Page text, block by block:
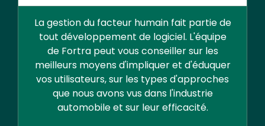
La gestion du facteur humain fait partie de
tout développement de logiciel. L'équipe
de Fortra peut vous conseiller sur les
meilleurs moyens d'impliquer et d'éduquer
vos utilisateurs, sur les types d'approches
que nous avons vus dans l'industrie
automobile et sur leur efficacité.